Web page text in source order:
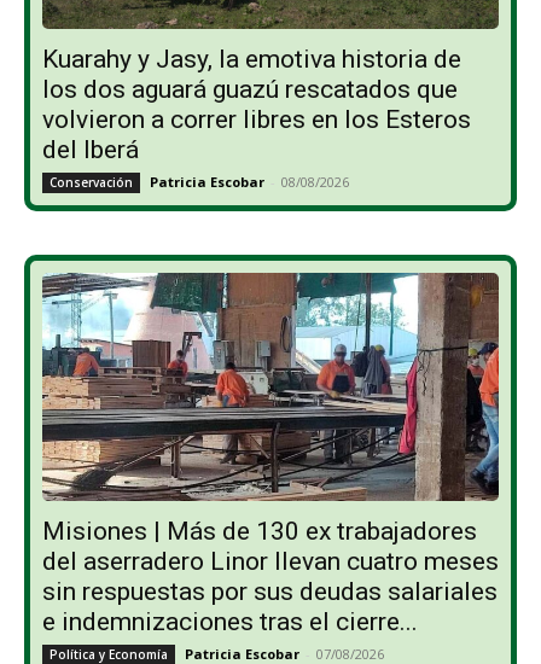
Kuarahy y Jasy, la emotiva historia de
los dos aguará guazú rescatados que
volvieron a correr libres en los Esteros
del Iberá
Conservación Patricia Escobar - 08/08/2026
Misiones | Más de 130 ex trabajadores
del aserradero Linor llevan cuatro meses
sin respuestas por sus deudas salariales
e indemnizaciones tras el cierre...
Política y Economía Patricia Escobar - 07/08/2026